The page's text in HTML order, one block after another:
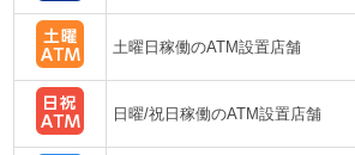
土曜日稼働のATM設置店舗
日曜/祝日稼働のATM設置店舗